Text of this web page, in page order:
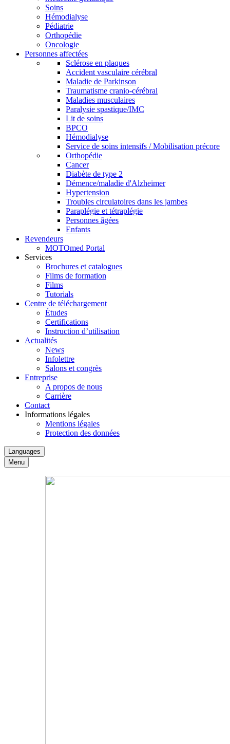
Soins
Hémodialyse
Pédiatrie
Orthopédie
Oncologie
Personnes affectées
Sclérose en plaques
Accident vasculaire cérébral
Maladie de Parkinson
Traumatisme cranio-cérébral
Maladies musculaires
Paralysie spastique/IMC
Lit de soins
BPCO
Hémodialyse
Service de soins intensifs / Mobilisation précore
Orthopédie
Cancer
Diabète de type 2
Démence/maladie d'Alzheimer
Hypertension
Troubles circulatoires dans les jambes
Paraplégie et tétraplégie
Personnes âgées
Enfants
Revendeurs
MOTOmed Portal
Services
Brochures et catalogues
Films de formation
Films
Tutorials
Centre de téléchargement
Études
Certifications
Instruction d’utilisation
Actualités
News
Infolettre
Salons et congrès
Entreprise
A propos de nous
Carrière
Contact
Informations légales
Mentions légales
Protection des données
Languages
Menu